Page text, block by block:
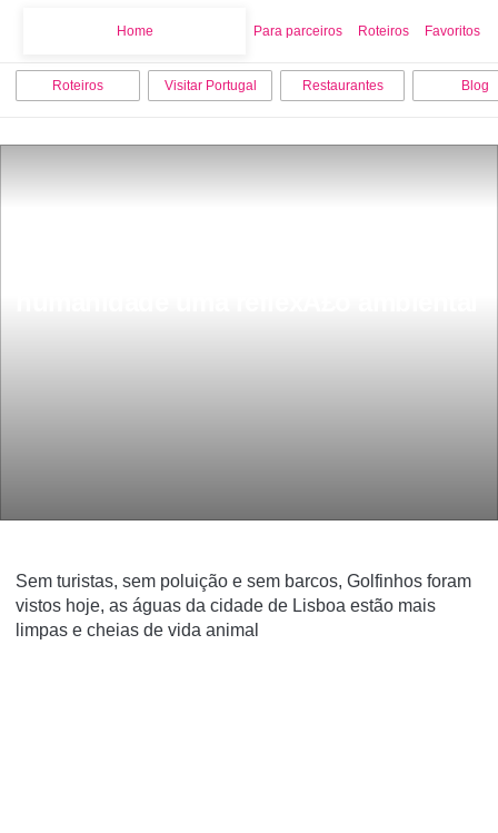
Home Para parceiros Roteiros Favoritos
Roteiros Visitar Portugal Restaurantes Blog
Sem turistas, sem poluição e sem barcos, Golfinhos foram
vistos hoje, as águas da cidade de Lisboa estão mais
limpas e cheias de vida animal